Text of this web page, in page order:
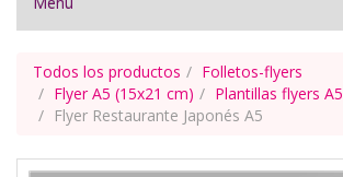
Todos los productos
Folletos-flyers
Flyer A5 (15x21 cm)
Plantillas flyers A5
Flyer Restaurante Japonés A5